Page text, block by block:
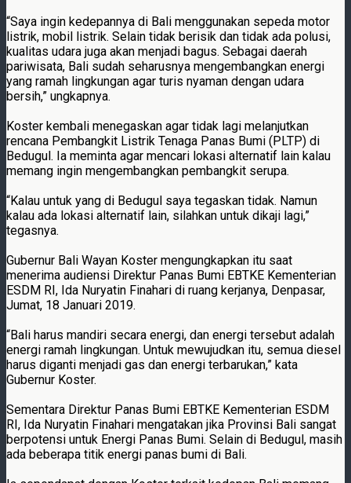
“Saya ingin kedepannya di Bali menggunakan sepeda motor
listrik, mobil listrik. Selain tidak berisik dan tidak ada polusi,
kualitas udara juga akan menjadi bagus. Sebagai daerah
pariwisata, Bali sudah seharusnya mengembangkan energi
yang ramah lingkungan agar turis nyaman dengan udara
bersih,” ungkapnya.
Koster kembali menegaskan agar tidak lagi melanjutkan
rencana Pembangkit Listrik Tenaga Panas Bumi (PLTP) di
Bedugul. Ia meminta agar mencari lokasi alternatif lain kalau
memang ingin mengembangkan pembangkit serupa.
“Kalau untuk yang di Bedugul saya tegaskan tidak. Namun
kalau ada lokasi alternatif lain, silahkan untuk dikaji lagi,”
tegasnya.
Gubernur Bali Wayan Koster mengungkapkan itu saat
menerima audiensi Direktur Panas Bumi EBTKE Kementerian
ESDM RI, Ida Nuryatin Finahari di ruang kerjanya, Denpasar,
Jumat, 18 Januari 2019.
“Bali harus mandiri secara energi, dan energi tersebut adalah
energi ramah lingkungan. Untuk mewujudkan itu, semua diesel
harus diganti menjadi gas dan energi terbarukan,” kata
Gubernur Koster.
Sementara Direktur Panas Bumi EBTKE Kementerian ESDM
RI, Ida Nuryatin Finahari mengatakan jika Provinsi Bali sangat
berpotensi untuk Energi Panas Bumi. Selain di Bedugul, masih
ada beberapa titik energi panas bumi di Bali.